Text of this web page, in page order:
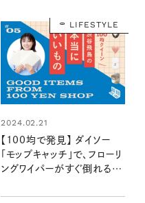
LIFESTYLE
2024.02.21
【100均で発見】 ダイソー
「モップキャッチ」で、フローリ
ングワイパーがすぐ倒れる問
渋谷飛鳥の『本当にいいも